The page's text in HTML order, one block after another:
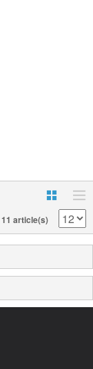
11 article(s)